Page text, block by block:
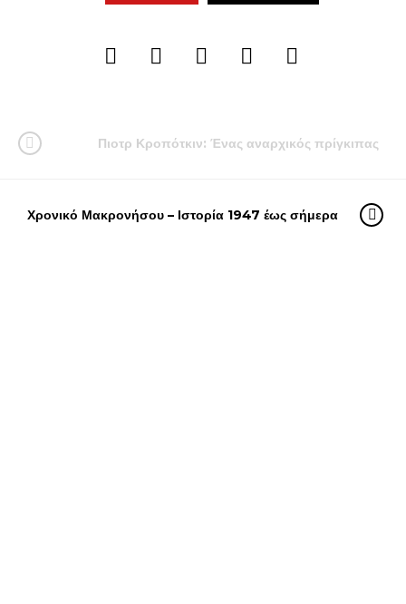
Πιοτρ Κροπότκιν: Ένας αναρχικός πρίγκιπας
Χρονικό Μακρονήσου – Ιστορία 1947 έως σήμερα